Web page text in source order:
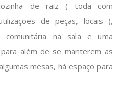
de raiz ( toda com
de peças, locais ),
comunitária na sala e uma
além de se manterem as
mesas, há espaço para